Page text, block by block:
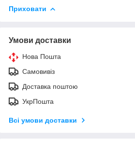
Приховати
Умови доставки
Нова Пошта
Самовивіз
Доставка поштою
УкрПошта
Всі умови доставки